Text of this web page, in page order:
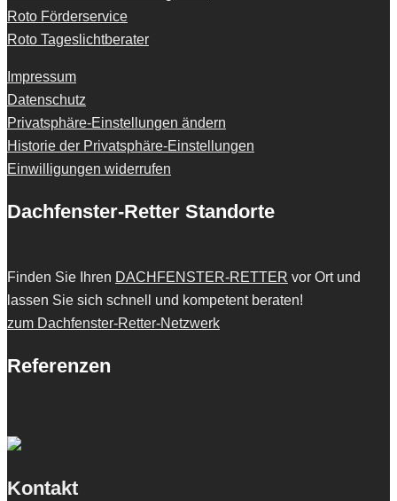
Roto Förderservice
Roto Tageslichtberater
Impressum
Datenschutz
Privatsphäre-Einstellungen ändern
Historie der Privatsphäre-Einstellungen
Einwilligungen widerrufen
Dachfenster-Retter Standorte
Finden Sie Ihren DACHFENSTER-RETTER vor Ort und
lassen Sie sich schnell und kompetent beraten!
zum Dachfenster-Retter-Netzwerk
Referenzen
Kontakt